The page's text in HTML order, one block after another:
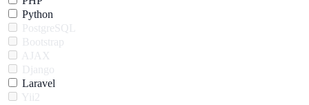
Python
PostgreSQL
Bootstrap
AJAX
Django
Laravel
Yii2